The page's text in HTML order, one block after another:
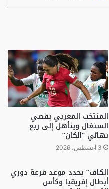
المنتخب المغربي يقصي
السنغال ويتأهل إلى ربع
نهائي “الكان”
3 أغسطس، 2026
الكاف” يحدد موعد قرعة دوري
أبطال إفريقيا وكأس